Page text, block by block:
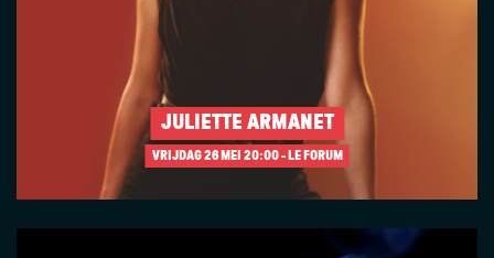
JULIETTE ARMANET
VRIJDAG 26 MEI 20:00 - LE FORUM